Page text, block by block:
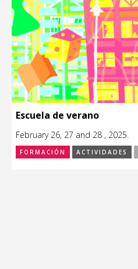
Escuela de verano
February 26, 27 and 28 , 2025.
FORMACIÓN ACTIVIDADES